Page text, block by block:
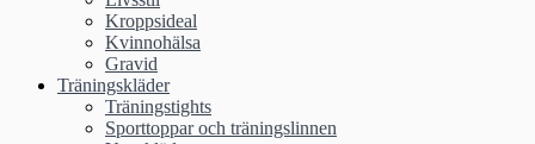
Kroppsideal
Kvinnohälsa
Gravid
Träningskläder
Träningstights
Sporttoppar och träningslinnen